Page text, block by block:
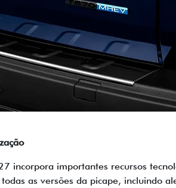
incorpora importantes recursos
as versões da picape, incluindo